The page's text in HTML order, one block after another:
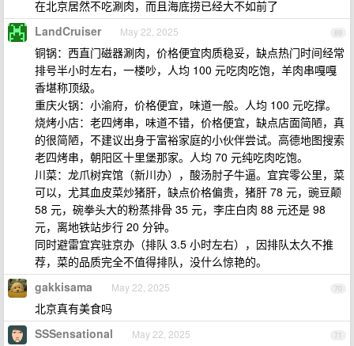
在北京居然不吃涮肉，而且海底捞已经大不如前了
69
LandCruiser May 22, 2025
铜锅：西直门磁器涮肉，价格便宜肉质稳妥，缺点热门时间经常
排号半小时左右，一楼吵，人均 100 元吃肉吃饱，羊肉串嘎嘎
香堪称顶级。
重庆火锅：小渝府，价格便宜，味道一般。人均 100 元吃撑。
烧烤小店：老四烤串，味道不错，价格便宜，缺点店面简陋，真
的很简陋，不建议出身于富裕家庭的小伙伴尝试。高德地图搜索
老四烤串，朝阳区十里堡那家。人均 70 元纯吃肉吃饱。
川菜：龙爪树宾馆（新川办），酸汤肘子牛逼。宜宾零公里，菜
可以，尤其血皮菜炒猪肝，缺点价格偏贵，猪肝 78 元，豌豆颠
58 元，碗拳头大的粉蒸排骨 35 元，李庄白肉 88 元还是 98
元，离地铁站步行 20 分钟。
同时避雷宜宾驻京办（排队 3.5 小时左右），因排队太久不推
荐，菜的品质完全不值得排队，没什么惊艳的。
70
gakkisama May 22, 2025
北京真有美食吗
71
SSSensational May 22, 2025